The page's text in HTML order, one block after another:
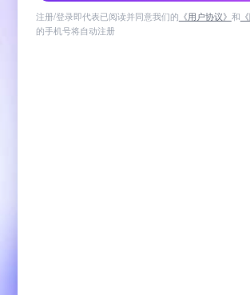
注册/登录即代表已阅读并同意我们的 《用户协议》 和
的手机号将自动注册